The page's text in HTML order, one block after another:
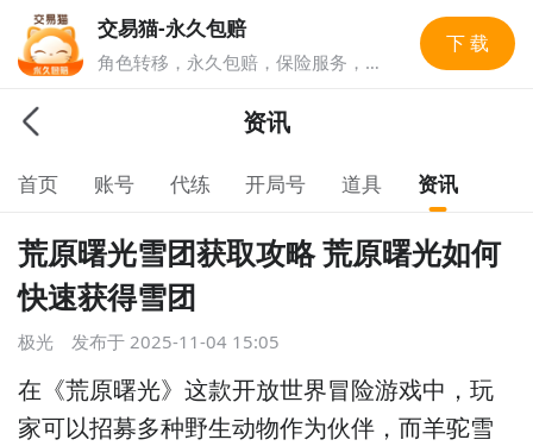
交易猫-永久包赔
角色转移，永久包赔，保险服务，实
就上交易猫，1亿玩家选择的游戏交
下 载
资讯
首页 账号 代练 开局号 道具 资讯
荒原曙光雪团获取攻略 荒原曙光如何
快速获得雪团
极光 发布于 2025-11-04 15:05
在《荒原曙光》这款开放世界冒险游戏中，玩
家可以招募多种野生动物作为伙伴，而羊驼雪